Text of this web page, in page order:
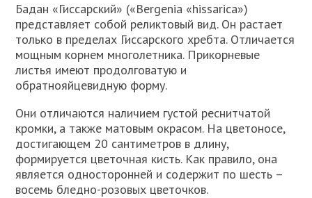
Бадан «Гиссарский» («Bergenia «hissarica»)
представляет собой реликтовый вид. Он растает
только в пределах Гиссарского хребта. Отличается
мощным корнем многолетника. Прикорневые
листья имеют продолговатую и
обратнояйцевидную форму.
Они отличаются наличием густой реснитчатой
кромки, а также матовым окрасом. На цветоносе,
достигающем 20 сантиметров в длину,
формируется цветочная кисть. Как правило, она
является односторонней и содержит по шесть –
восемь бледно-розовых цветочков.